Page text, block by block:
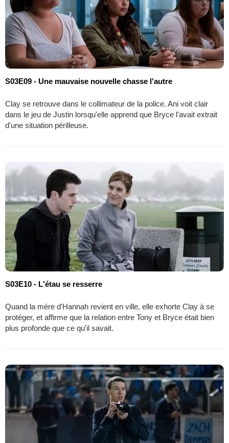
S03E09 - Une mauvaise nouvelle chasse l'autre
Clay se retrouve dans le collimateur de la police. Ani voit clair
dans le jeu de Justin lorsqu'elle apprend que Bryce l'avait extrait
d'une situation périlleuse.
S03E10 - L'étau se resserre
Quand la mère d'Hannah revient en ville, elle exhorte Clay à se
protéger, et affirme que la relation entre Tony et Bryce était bien
plus profonde que ce qu'il savait.